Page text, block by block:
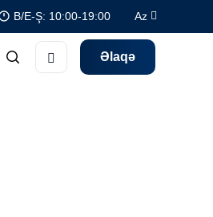
B/E-Ş: 10:00-19:00 Az
Əlaqə